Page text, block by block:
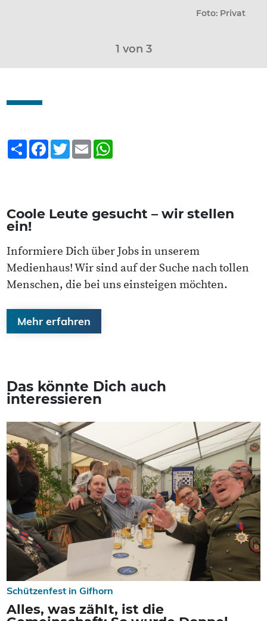
Foto: Privat
1 von 3
TeilenFacebook
Twitter
EmailWhatsApp
Coole Leute gesucht – wir stellen
ein!
Informiere Dich über Jobs in unserem
Medienhaus! Wir sind auf der Suche nach tollen
Menschen, die bei uns einsteigen möchten.
Mehr erfahren
Das könnte Dich auch
interessieren
Schützenfest in Gifhorn
Alles, was zählt, ist die